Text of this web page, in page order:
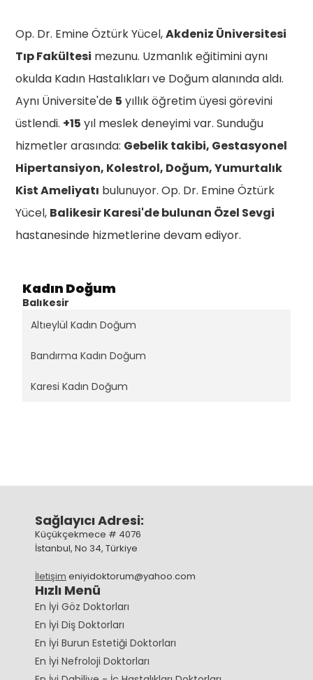
Kadın Doğum
Balıkesir
Altıeylül Kadın Doğum
Bandırma Kadın Doğum
Karesi Kadın Doğum
Op. Dr. Emine Öztürk Yücel,Akdeniz Üniversitesi
Tıp Fakültesi mezunu. Uzmanlık eğitimini aynı
okulda Kadın Hastalıkları ve Doğum alanında aldı.
Aynı Üniversite'de 5 yıllık öğretim üyesi görevini
üstlendi. +15 yıl meslek deneyimi var. Sunduğu
hizmetler arasında: Gebelik takibi, Gestasyonel
Hipertansiyon, Kolestrol, Doğum, Yumurtalık
Kist Ameliyatı bulunuyor. Op. Dr. Emine Öztürk
Yücel, Balikesir Karesi'de bulunan Özel Sevgi
hastanesinde hizmetlerine devam ediyor.
Sağlayıcı Adresi:
Küçükçekmece # 4076
İstanbul, No 34, Türkiye
İletişim eniyidoktorum@yahoo.com
Hızlı Menü
En İyi Göz Doktorları
En İyi Diş Doktorları
En İyi Burun Estetiği Doktorları
En İyi Nefroloji Doktorları